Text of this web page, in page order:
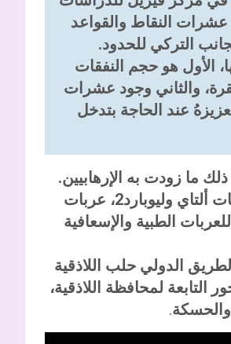
النقاط والقواعد
الأول هو حجم النفقات
والثاني وجود عشرات
عند الحاجة بتدخل
آلية عسكرية بما في ذلك ما زودت به الإرهابيين.
منها مدفعيات تي آي 155 ويافوز، وراجمات صواريخ ورادارات. دبابات ألتاي وليوبارد2، عربات
الطبية والإسعافية
الدولي حلب اللاذقية
لمحافظة اللاذقية،
.